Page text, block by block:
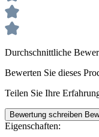
Durchschnittliche
Bewerten Sie dieses
Teilen Sie Ihre
Bewertung schreiben
Eigenschaften: